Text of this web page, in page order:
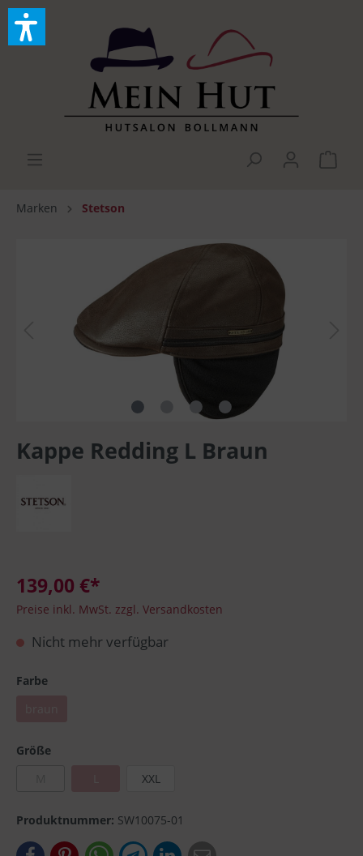
Marken Stetson
Kappe Redding L Braun
139,00 €*
Preise inkl. MwSt. zzgl. Versandkosten
Nicht mehr verfügbar
Farbe
Größe
XXL
Produktnummer: SW10075-01